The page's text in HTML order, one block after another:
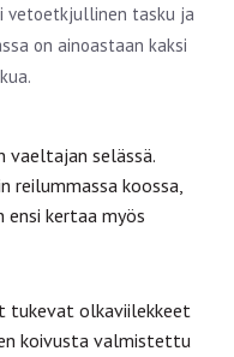
vetoetkjullinen tasku ja
on ainoastaan kaksi
vaeltajan selässä.
reilummassa koossa,
kertaa myös
tukevat olkaviilekkeet
koivusta valmistettu